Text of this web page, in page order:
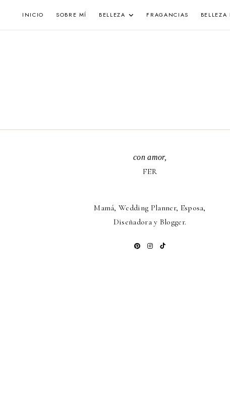
INICIO SOBRE MÍ BELLEZA FRAGANCIAS
con amor,
FER
Mamá, Wedding Planner, Esposa,
Diseñadora y Blogger.